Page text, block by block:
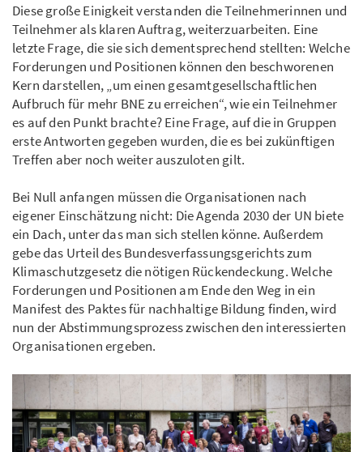
Diese große Einigkeit verstanden die Teilnehmerinnen und
Teilnehmer als klaren Auftrag, weiterzuarbeiten. Eine
letzte Frage, die sie sich dementsprechend stellten: Welche
Forderungen und Positionen können den beschworenen
Kern darstellen, „um einen gesamtgesellschaftlichen
Aufbruch für mehr BNE zu erreichen“, wie ein Teilnehmer
es auf den Punkt brachte? Eine Frage, auf die in Gruppen
erste Antworten gegeben wurden, die es bei zukünftigen
Treffen aber noch weiter auszuloten gilt.
Bei Null anfangen müssen die Organisationen nach
eigener Einschätzung nicht: Die Agenda 2030 der UN biete
ein Dach, unter das man sich stellen könne. Außerdem
gebe das Urteil des Bundesverfassungsgerichts zum
Klimaschutzgesetz die nötigen Rückendeckung. Welche
Forderungen und Positionen am Ende den Weg in ein
Manifest des Paktes für nachhaltige Bildung finden, wird
nun der Abstimmungsprozess zwischen den interessierten
Organisationen ergeben.